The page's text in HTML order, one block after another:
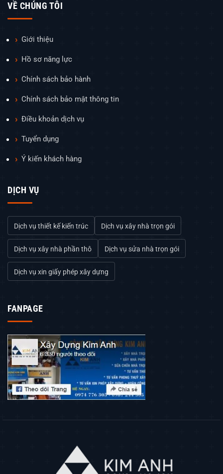
VỀ CHÚNG TÔI
Giới thiệu
Hồ sơ năng lực
Chính sách bảo hành
Chính sách bảo mật thông tin
Điều khoản dịch vụ
Tuyển dụng
Ý kiến khách hàng
DỊCH VỤ
Dịch vụ thiết kế kiến trúc Dịch vụ xây nhà trọn gói
Dịch vụ xây nhà phần thô Dịch vụ sửa nhà trọn gói
Dịch vụ xin giấy phép xây dựng
FANPAGE